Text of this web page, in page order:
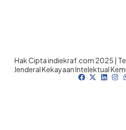
Hak Cipta indiekraf.com 2025 |
Jenderal Kekayaan Intelektual